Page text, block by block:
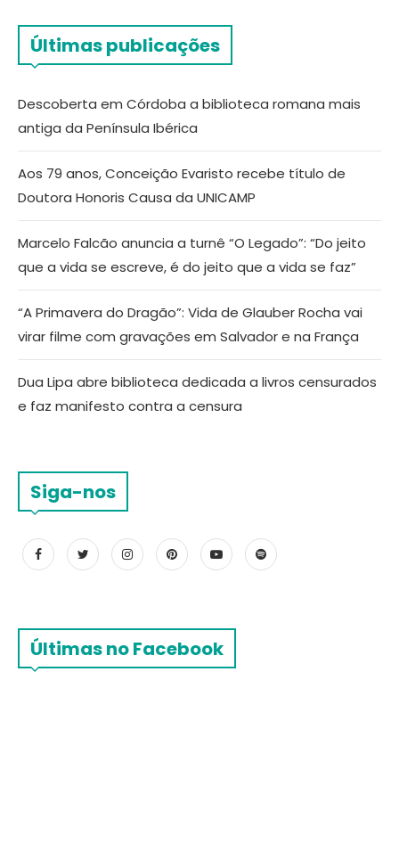
Últimas publicações
Descoberta em Córdoba a biblioteca romana mais
antiga da Península Ibérica
Aos 79 anos, Conceição Evaristo recebe título de
Doutora Honoris Causa da UNICAMP
Marcelo Falcão anuncia a turnê “O Legado”: “Do jeito
que a vida se escreve, é do jeito que a vida se faz”
“A Primavera do Dragão”: Vida de Glauber Rocha vai
virar filme com gravações em Salvador e na França
Dua Lipa abre biblioteca dedicada a livros censurados
e faz manifesto contra a censura
Siga-nos
Últimas no Facebook